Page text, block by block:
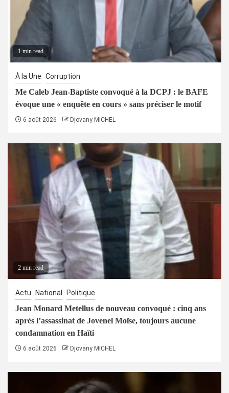
1 min read
À la Une Corruption
Me Caleb Jean-Baptiste convoqué à la DCPJ : le BAFE
évoque une « enquête en cours » sans préciser le motif
6 août 2026 Djovany MICHEL
2 min read
Actu National Politique
Jean Monard Metellus de nouveau convoqué : cinq ans
après l’assassinat de Jovenel Moïse, toujours aucune
condamnation en Haïti
6 août 2026 Djovany MICHEL